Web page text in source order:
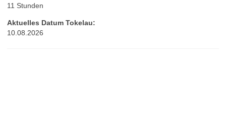
11 Stunden
Aktuelles Datum Tokelau:
10.08.2026